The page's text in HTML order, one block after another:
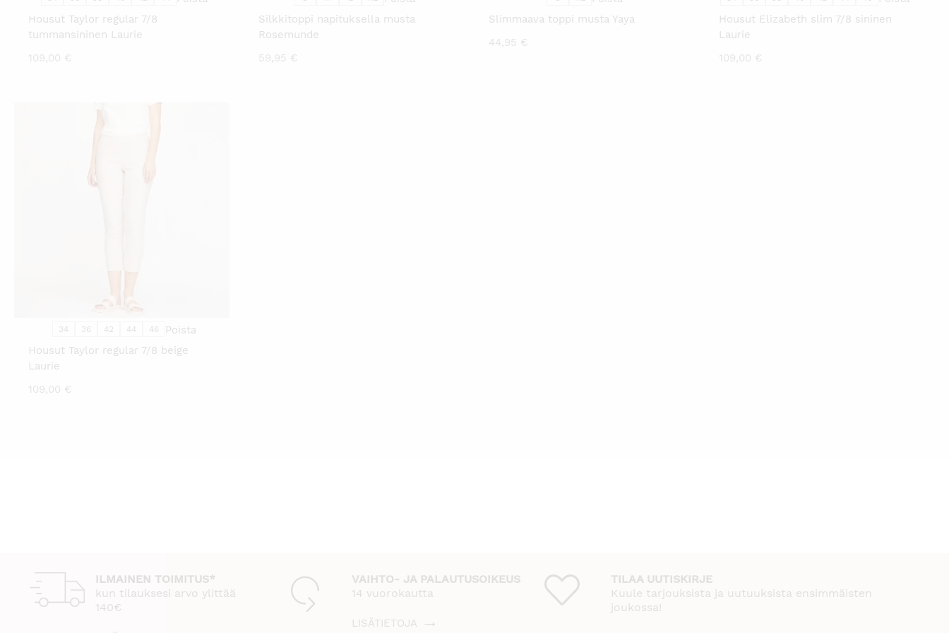
Housut Taylor regular 7/8
tummansininen Laurie
109,00 €
Silkkitoppi napituksella musta
Rosemunde
59,95 €
Slimmaava toppi musta Yaya
44,95 €
Housut Elizabeth slim 7/8 sininen
Laurie
109,00 €
SIVULLA.
34 36 42 44 46
Poista
Housut Taylor regular 7/8 beige
Laurie
109,00 €
ILMAINEN TOIMITUS*
kun tilauksesi arvo ylittää
140€
VAIHTO- JA PALAUTUSOIKEUS
14 vuorokautta
LISÄTIETOJA
TILAA UUTISKIRJE
Kuule tarjouksista ja uutuuksista ensimmäisten
joukossa!